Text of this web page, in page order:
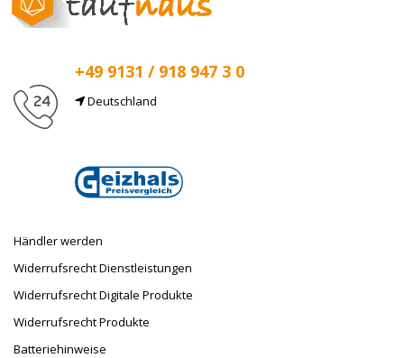
+49 9131 / 918 947 3 0
Deutschland
Händler werden
Widerrufsrecht Dienstleistungen
Widerrufsrecht Digitale Produkte
Widerrufsrecht Produkte
Batteriehinweise